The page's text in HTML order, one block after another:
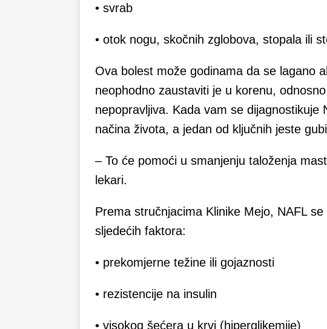
• svrab
• otok nogu, skočnih zglobova, stopala ili
Ova bolest može godinama da se lagano
neophodno zaustaviti je u korenu,
nepopravljiva. Kada vam se dijagnostikuje
načina života, a jedan od ključnih jeste
– To će pomoći u smanjenju taloženja
lekari.
Prema stručnjacima Klinike Mejo, NAFL
sljedećih faktora:
• prekomjerne težine ili gojaznosti
• rezistencije na insulin
• visokog šećera u krvi (hiperglikemije)